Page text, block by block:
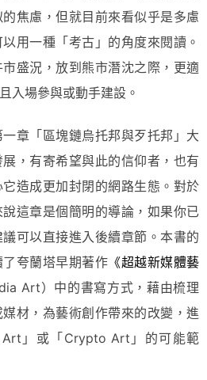
焦慮，但就目前來看似乎是多慮
用一種「考古」的角度來閱讀。
盛況，放到熊市潛沈之際，更適
入場參與或動手建設。
章「區塊鏈烏托邦與歹托邦」大
，有寄希望與此的信仰者，也有
造成更加封閉的網路生態。對於
這章是個簡明的導論，如果你已
可以直接進入後續章節。本書的
夸蘭塔早期著作 《超越新媒體藝
Art）中的書寫方式，藉由梳理
材，為藝術創作帶來的改變，進
」或「Crypto Art」的可能範